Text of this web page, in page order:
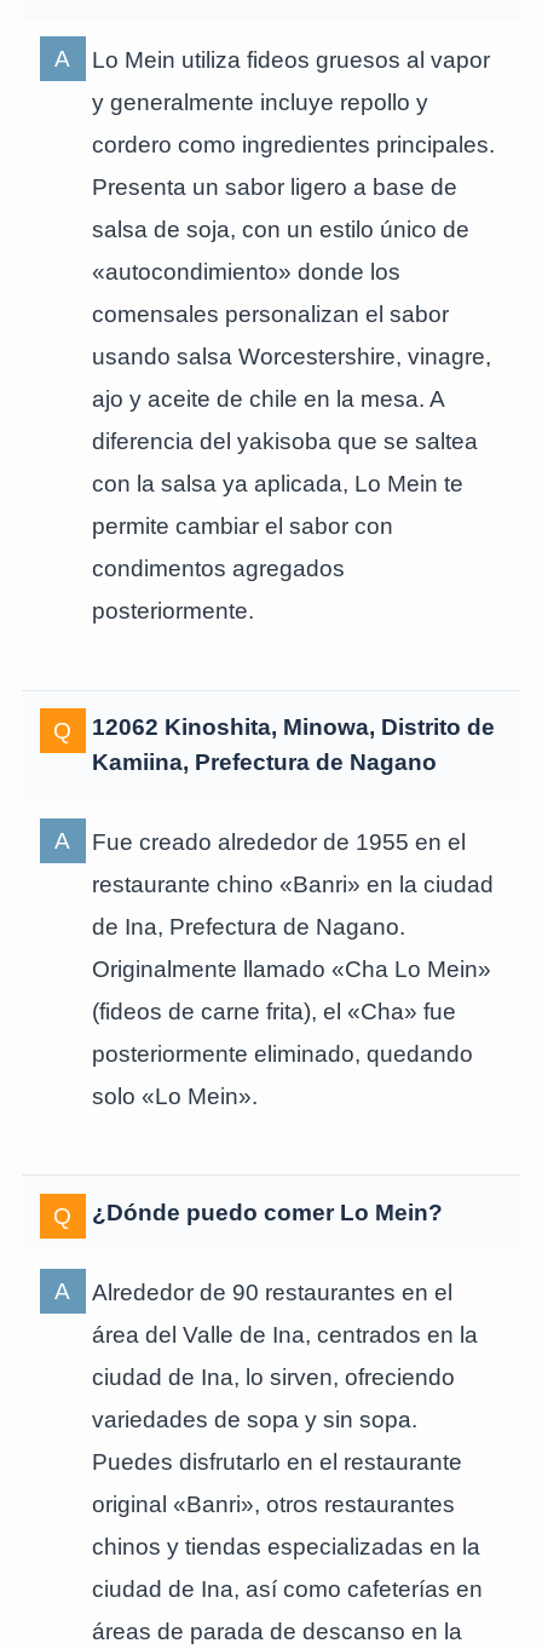
Lo Mein utiliza fideos gruesos al vapor
y generalmente incluye repollo y
cordero como ingredientes principales.
Presenta un sabor ligero a base de
salsa de soja, con un estilo único de
«autocondimiento» donde los
comensales personalizan el sabor
usando salsa Worcestershire, vinagre,
ajo y aceite de chile en la mesa. A
diferencia del yakisoba que se saltea
con la salsa ya aplicada, Lo Mein te
permite cambiar el sabor con
condimentos agregados
posteriormente.
12062 Kinoshita, Minowa, Distrito de
Kamiina, Prefectura de Nagano
Fue creado alrededor de 1955 en el
restaurante chino «Banri» en la ciudad
de Ina, Prefectura de Nagano.
Originalmente llamado «Cha Lo Mein»
(fideos de carne frita), el «Cha» fue
posteriormente eliminado, quedando
solo «Lo Mein».
¿Dónde puedo comer Lo Mein?
Alrededor de 90 restaurantes en el
área del Valle de Ina, centrados en la
ciudad de Ina, lo sirven, ofreciendo
variedades de sopa y sin sopa.
Puedes disfrutarlo en el restaurante
original «Banri», otros restaurantes
chinos y tiendas especializadas en la
ciudad de Ina, así como cafeterías en
áreas de parada de descanso en la